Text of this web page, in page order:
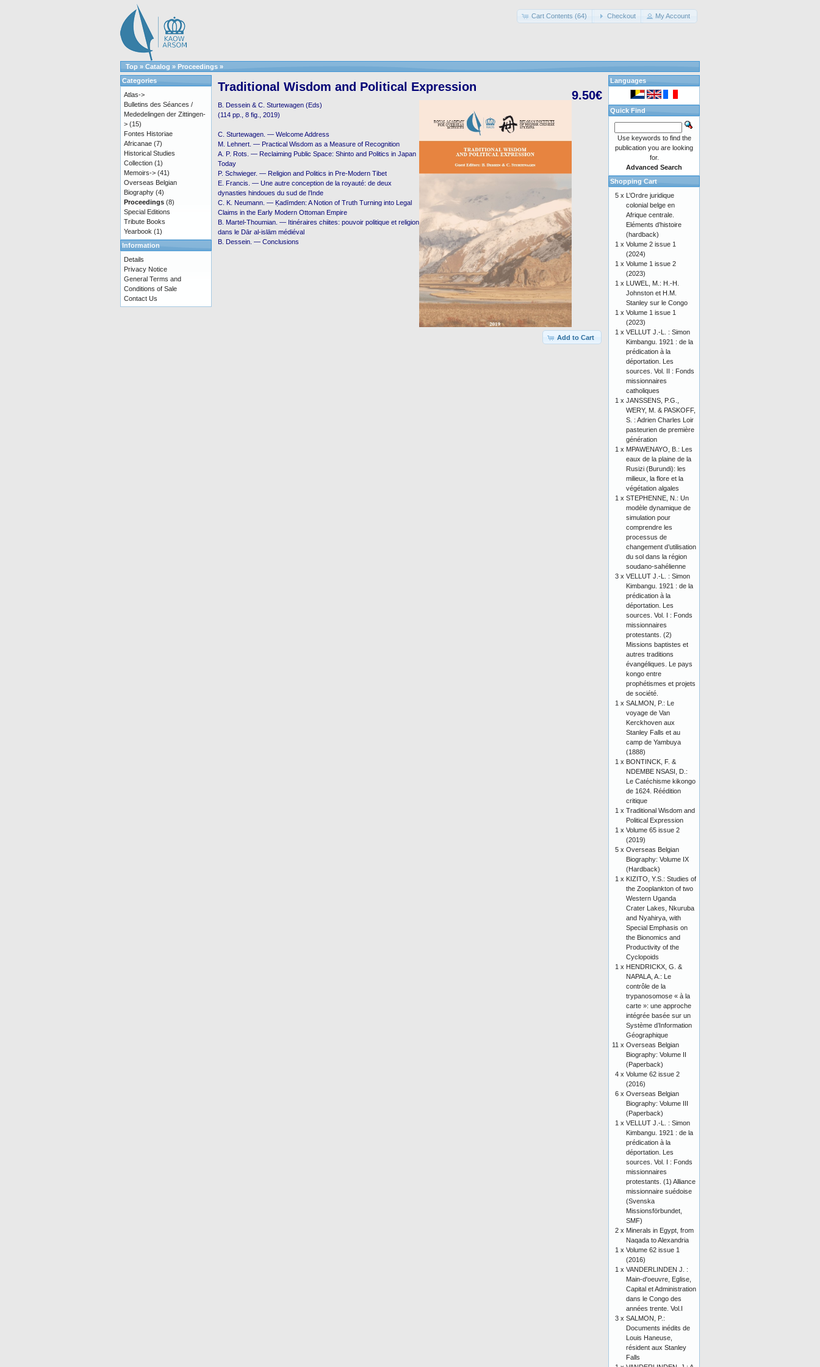
Cart Contents (64) Checkout My Account
Top » Catalog » Proceedings »
9.50€
Traditional Wisdom and Political Expression
B. Dessein & C. Sturtewagen (Eds)
(114 pp., 8 fig., 2019)
C. Sturtewagen. — Welcome Address
M. Lehnert. — Practical Wisdom as a Measure of Recognition
A. P. Rots. — Reclaiming Public Space: Shinto and Politics in Japan
Today
P. Schwieger. — Religion and Politics in Pre-Modern Tibet
E. Francis. — Une autre conception de la royauté: de deux
dynasties hindoues du sud de l’Inde
C. K. Neumann. — Ḳadīmden: A Notion of Truth Turning into Legal
Claims in the Early Modern Ottoman Empire
B. Martel-Thoumian. — Itinéraires chiites: pouvoir politique et religion
dans le Dār al-islām médiéval
B. Dessein. — Conclusions
Add to Cart
Categories
Atlas->
Bulletins des Séances /
Mededelingen der Zittingen-
> (15)
Fontes Historiae
Africanae (7)
Historical Studies
Collection (1)
Memoirs-> (41)
Overseas Belgian
Biography (4)
Proceedings (8)
Special Editions
Tribute Books
Yearbook (1)
Information
Details
Privacy Notice
General Terms and
Conditions of Sale
Contact Us
Languages
Quick Find
Use keywords to find the
publication you are looking
for.
Advanced Search
Shopping Cart
5 x L’Ordre juridique
colonial belge en
Afrique centrale.
Eléments d’histoire
(hardback)
1 x Volume 2 issue 1
(2024)
1 x Volume 1 issue 2
(2023)
1 x LUWEL, M.: H.-H.
Johnston et H.M.
Stanley sur le Congo
1 x Volume 1 issue 1
(2023)
1 x VELLUT J.-L. : Simon
Kimbangu. 1921 : de la
prédication à la
déportation. Les
sources. Vol. II : Fonds
missionnaires
catholiques
1 x JANSSENS, P.G.,
WERY, M. & PASKOFF,
S. : Adrien Charles Loir
pasteurien de première
génération
1 x MPAWENAYO, B.: Les
eaux de la plaine de la
Rusizi (Burundi): les
milieux, la flore et la
végétation algales
1 x STEPHENNE, N.: Un
modèle dynamique de
simulation pour
comprendre les
processus de
changement d’utilisation
du sol dans la région
soudano-sahélienne
3 x VELLUT J.-L. : Simon
Kimbangu. 1921 : de la
prédication à la
déportation. Les
sources. Vol. I : Fonds
missionnaires
protestants. (2)
Missions baptistes et
autres traditions
évangéliques. Le pays
kongo entre
prophétismes et projets
de société.
1 x SALMON, P.: Le
voyage de Van
Kerckhoven aux
Stanley Falls et au
camp de Yambuya
(1888)
1 x BONTINCK, F. &
NDEMBE NSASI, D.:
Le Catéchisme kikongo
de 1624. Réédition
critique
1 x Traditional Wisdom and
Political Expression
1 x Volume 65 issue 2
(2019)
5 x Overseas Belgian
Biography: Volume IX
(Hardback)
1 x KIZITO, Y.S.: Studies of
the Zooplankton of two
Western Uganda
Crater Lakes, Nkuruba
and Nyahirya, with
Special Emphasis on
the Bionomics and
Productivity of the
Cyclopoids
1 x HENDRICKX, G. &
NAPALA, A.: Le
contrôle de la
trypanosomose « à la
carte »: une approche
intégrée basée sur un
Système d’Information
Géographique
11 x Overseas Belgian
Biography: Volume II
(Paperback)
4 x Volume 62 issue 2
(2016)
6 x Overseas Belgian
Biography: Volume III
(Paperback)
1 x VELLUT J.-L. : Simon
Kimbangu. 1921 : de la
prédication à la
déportation. Les
sources. Vol. I : Fonds
missionnaires
protestants. (1) Alliance
missionnaire suédoise
(Svenska
Missionsförbundet,
SMF)
2 x Minerals in Egypt, from
Naqada to Alexandria
1 x Volume 62 issue 1
(2016)
1 x VANDERLINDEN J. :
Main-d'oeuvre, Eglise,
Capital et Administration
dans le Congo des
années trente. Vol.I
3 x SALMON, P.:
Documents inédits de
Louis Haneuse,
résident aux Stanley
Falls